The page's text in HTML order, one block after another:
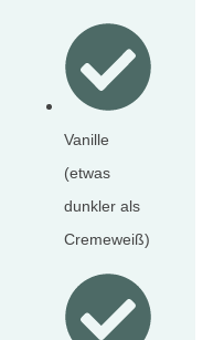
Vanille
(etwas
dunkler als
Cremeweiß)